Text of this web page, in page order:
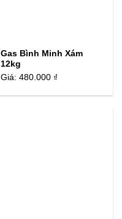
Gas Bình Minh Xám
12kg
Giá:480.000 ₫